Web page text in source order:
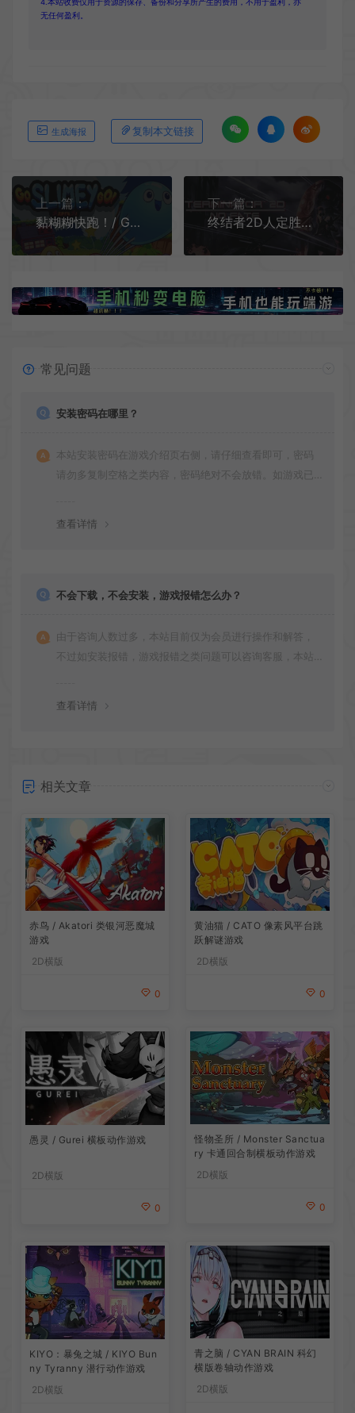
4.本站收费仅用于资源的保存、备份和分享所产生的费用，不用于盈利，亦
无任何盈利。
生成海报 复制本文链接
上一篇：
黏糊糊快跑！/ Go Slimey Go! 横版跳跃动作游戏
下一篇：
终结者2D人定胜天 / Terminator 2D NO FATE 横版像素街机动作游戏
常见问题
安装密码在哪里？
本站安装密码在游戏介绍页右侧，请仔细查看即可，密码
请勿多复制空格之类内容，密码绝对不会放错。如游戏已
查看详情
不会下载，不会安装，游戏报错怎么办？
由于咨询人数过多，本站目前仅为会员进行操作和解答，
不过如安装报错，游戏报错之类问题可以咨询客服，本站
查看详情
相关文章
赤鸟 / Akatori 类银河恶魔城
游戏
2D横版
0
黄油猫 / CATO 像素风平台跳
跃解谜游戏
2D横版
0
愚灵 / Gurei 横板动作游戏
2D横版
0
怪物圣所 / Monster Sanctua
ry 卡通回合制横板动作游戏
2D横版
0
KIYO：暴兔之城 / KIYO Bun
ny Tyranny 潜行动作游戏
2D横版
青之脑 / CYAN BRAIN 科幻
横版卷轴动作游戏
2D横版